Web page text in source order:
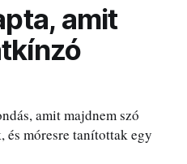
amit
amit majdnem szó
és móresre tanítottak egy